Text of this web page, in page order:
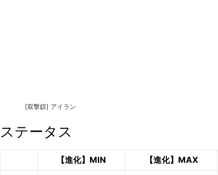
[双撃釵] アイラン
ステータス
【進化】MIN 【進化】MAX